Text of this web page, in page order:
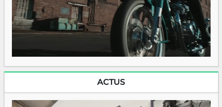
ACTUS